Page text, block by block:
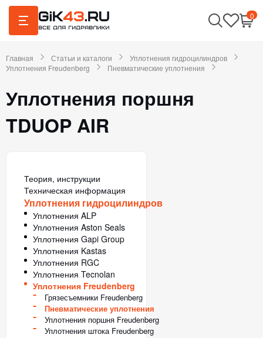
0
Главная Статьи и каталоги
Уплотнения гидроцилиндров
Уплотнения Freudenberg
Пневматические уплотнения
Уплотнения поршня
TDUOP AIR
Теория, инструкции
Техническая информация
Уплотнения гидроцилиндров
Уплотнения ALP
Уплотнения Aston Seals
Уплотнения Gapi Group
Уплотнения Kastas
Уплотнения RGC
Уплотнения Tecnolan
Уплотнения Freudenberg
Грязесъемники Freudenberg
Пневматические уплотнения
Уплотнения поршня Freudenberg
Уплотнения штока Freudenberg